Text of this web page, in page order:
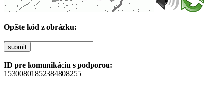
Opíšte kód z obrázku:
submit
ID pre komunikáciu s podporou:
15300801852384808255